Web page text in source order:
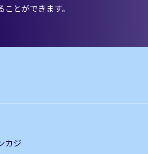
とができます。
カジ